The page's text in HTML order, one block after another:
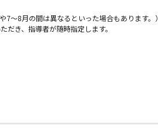
～8月の間は異なるといった場合もあります。）
き、指導者が随時指定します。